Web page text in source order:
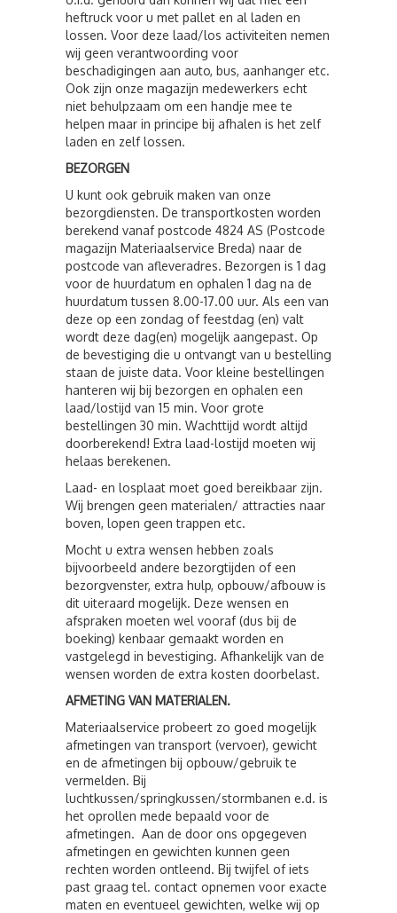
heftruck voor u met pallet en al laden en
lossen. Voor deze laad/los activiteiten nemen
wij geen verantwoording voor
beschadigingen aan auto, bus, aanhanger etc.
Ook zijn onze magazijn medewerkers echt
niet behulpzaam om een handje mee te
helpen maar in principe bij afhalen is het zelf
laden en zelf lossen.
BEZORGEN
U kunt ook gebruik maken van onze
bezorgdiensten. De transportkosten worden
berekend vanaf postcode 4824 AS (Postcode
magazijn Materiaalservice Breda) naar de
postcode van afleveradres. Bezorgen is 1 dag
voor de huurdatum en ophalen 1 dag na de
huurdatum tussen 8.00-17.00 uur. Als een van
deze op een zondag of feestdag (en) valt
wordt deze dag(en) mogelijk aangepast. Op
de bevestiging die u ontvangt van u bestelling
staan de juiste data. Voor kleine bestellingen
hanteren wij bij bezorgen en ophalen een
laad/lostijd van 15 min. Voor grote
bestellingen 30 min. Wachttijd wordt altijd
doorberekend! Extra laad-lostijd moeten wij
helaas berekenen.
Laad- en losplaat moet goed bereikbaar zijn.
Wij brengen geen materialen/ attracties naar
boven, lopen geen trappen etc.
Mocht u extra wensen hebben zoals
bijvoorbeeld andere bezorgtijden of een
bezorgvenster, extra hulp, opbouw/afbouw is
dit uiteraard mogelijk. Deze wensen en
afspraken moeten wel vooraf (dus bij de
boeking) kenbaar gemaakt worden en
vastgelegd in bevestiging. Afhankelijk van de
wensen worden de extra kosten doorbelast.
AFMETING VAN MATERIALEN.
Materiaalservice probeert zo goed mogelijk
afmetingen van transport (vervoer), gewicht
en de afmetingen bij opbouw/gebruik te
vermelden. Bij
luchtkussen/springkussen/stormbanen e.d. is
het oprollen mede bepaald voor de
afmetingen. Aan de door ons opgegeven
afmetingen en gewichten kunnen geen
rechten worden ontleend. Bij twijfel of iets
past graag tel. contact opnemen voor exacte
maten en eventueel gewichten, welke wij op